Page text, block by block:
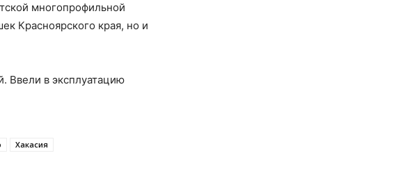
многопрофильной
Красноярского края, но и
Ввели в эксплуатацию
Хакасия